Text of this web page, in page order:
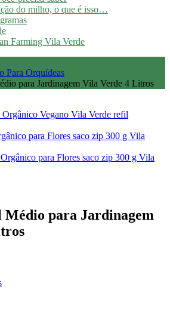
do milho, o que é isso…
Farming Vila Verde
Para Orquídeas
para Jardinagem Vila Verde 4 Litros
Vegano Vila Verde refil
para Flores saco zip 300 g Vila
Médio para Jardinagem